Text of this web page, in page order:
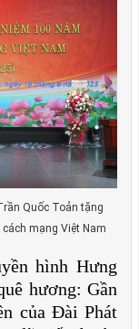
Quốc Toản tặng
mạng Việt Nam
hình Hưng
hương: Gần
của Đài Phát